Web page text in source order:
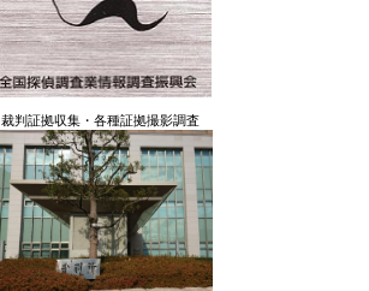
裁判証拠収集・各種証拠撮影調査